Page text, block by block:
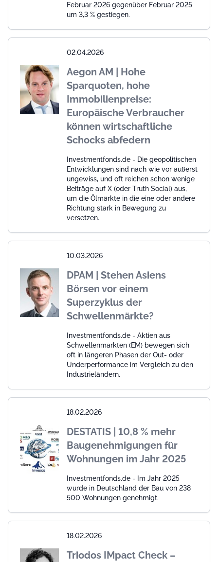
Februar 2026 gegenüber Februar 2025
um 3,3 % gestiegen.
02.04.2026
Aegon AM | Hohe
Sparquoten, hohe
Immobilienpreise:
Europäische Verbraucher
können wirtschaftliche
Schocks abfedern
Investmentfonds.de - Die geopolitischen
Entwicklungen sind nach wie vor äußerst
ungewiss, und oft reichen schon wenige
Beiträge auf X (oder Truth Social) aus,
um die Ölmärkte in die eine oder andere
Richtung stark in Bewegung zu
versetzen.
10.03.2026
DPAM | Stehen Asiens
Börsen vor einem
Superzyklus der
Schwellenmärkte?
Investmentfonds.de - Aktien aus
Schwellenmärkten (EM) bewegen sich
oft in längeren Phasen der Out- oder
Underperformance im Vergleich zu den
Industrieländern.
18.02.2026
DESTATIS | 10,8 % mehr
Baugenehmigungen für
Wohnungen im Jahr 2025
Investmentfonds.de - Im Jahr 2025
wurde in Deutschland der Bau von 238
500 Wohnungen genehmigt.
18.02.2026
Triodos IMpact Check –